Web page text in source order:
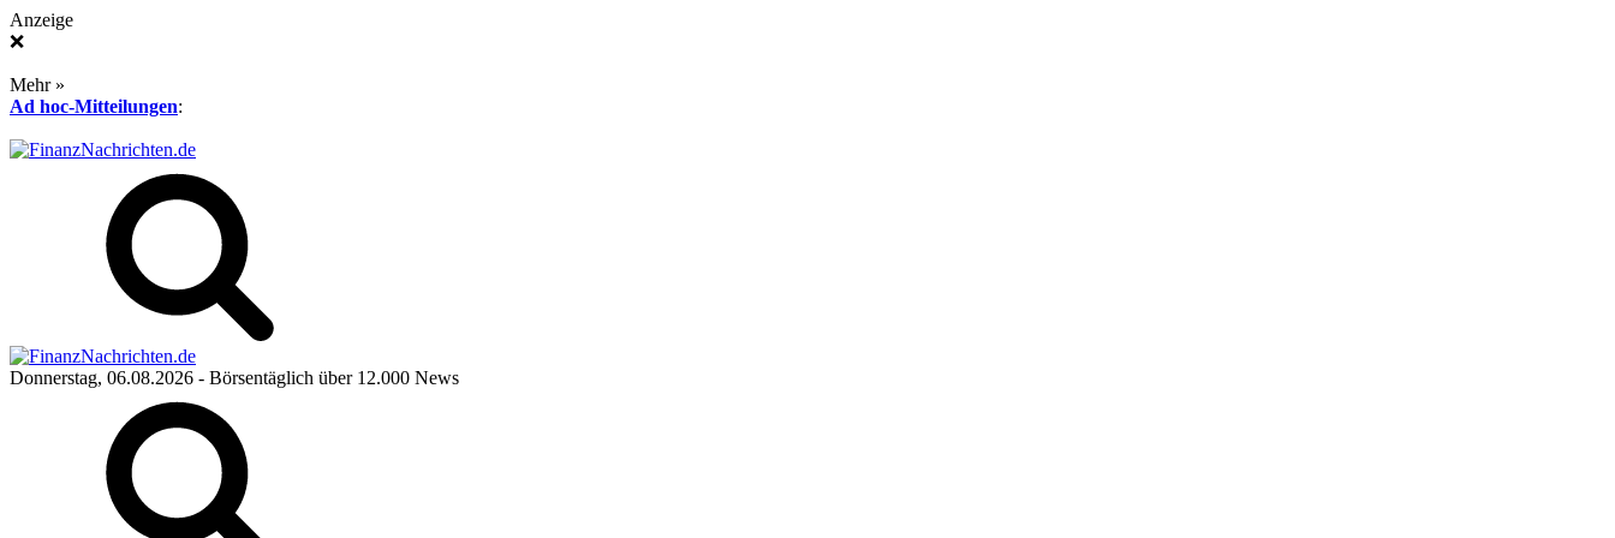
Anzeige
❌
Mehr »
Ad hoc-Mitteilungen:
Donnerstag, 06.08.2026 - Börsentäglich über 12.000 News